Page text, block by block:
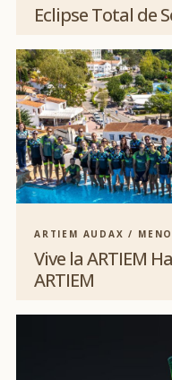
Eclipse Total de
ARTIEM AUDAX /
Vive la ARTIEM
ARTIEM